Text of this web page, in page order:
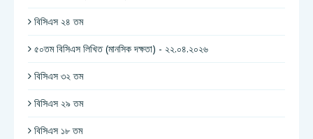
বিসিএস ২৪ তম
৫০তম বিসিএস লিখিত (মানসিক দক্ষতা) - ২২.০৪.২০২৬
বিসিএস ৩২ তম
বিসিএস ২৯ তম
বিসিএস ১৮ তম